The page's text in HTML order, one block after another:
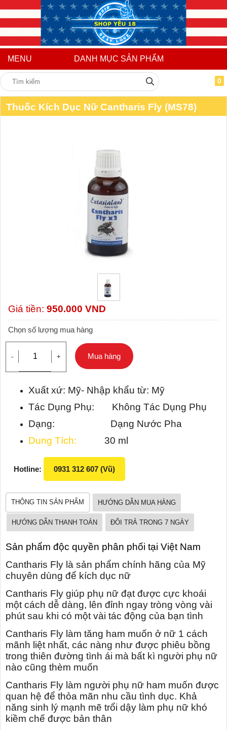
MENU DANH MỤC SẢN PHẨM
0
Thuốc Kích Dục Nữ Cantharis Fly (MS78)
Giá tiền: 950.000 VND
Chọn số lượng mua hàng
- + Mua hàng
Xuất xứ: Mỹ- Nhập khẩu từ: Mỹ
Tác Dụng Phụ: Không Tác Dụng Phụ
Dạng: Dạng Nước Pha
Dung Tích:
30 ml
Hotline: 0931 312 607 (Vũ)
THÔNG TIN SẢN PHẨM HƯỚNG DẪN MUA HÀNG
HƯỚNG DẪN THANH TOÁN ĐỔI TRẢ TRONG 7 NGÀY
Sản phẩm độc quyền phân phối tại Việt Nam
Cantharis Fly là sản phẩm chính hãng của Mỹ
chuyên dùng để kích dục nữ
Cantharis Fly giúp phụ nữ đạt được cực khoái
một cách dễ dàng, lên đỉnh ngay tròng vòng vài
phút sau khi có một vài tác động của bạn tình
Cantharis Fly làm tăng ham muốn ở nữ 1 cách
mãnh liệt nhất, các nàng như được phiêu bồng
trong thiên đường tình ái mà bất kì người phụ nữ
nào cũng thèm muốn
Cantharis Fly làm người phụ nữ ham muốn được
quan hệ để thỏa mãn nhu cầu tình dục. Khả
năng sinh lý mạnh mẽ trổi dậy làm phụ nữ khó
kiềm chế được bản thân